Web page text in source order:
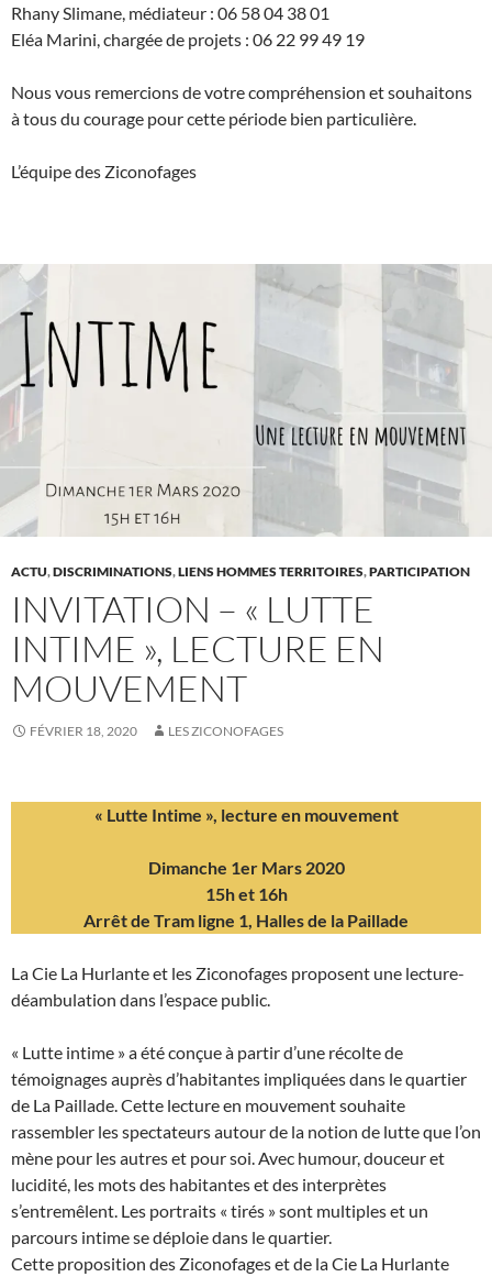
Rhany Slimane, médiateur : 06 58 04 38 01
Eléa Marini, chargée de projets : 06 22 99 49 19
Nous vous remercions de votre compréhension et souhaitons
à tous du courage pour cette période bien particulière.
L’équipe des Ziconofages
ACTU,DISCRIMINATIONS,LIENS HOMMES TERRITOIRES,PARTICIPATION
INVITATION – « LUTTE
INTIME », LECTURE EN
MOUVEMENT
FÉVRIER 18, 2020 LES ZICONOFAGES
« Lutte Intime », lecture en mouvement
Dimanche 1er Mars 2020
15h et 16h
Arrêt de Tram ligne 1, Halles de la Paillade
La Cie La Hurlante et les Ziconofages proposent une lecture-
déambulation dans l’espace public.
« Lutte intime » a été conçue à partir d’une récolte de
témoignages auprès d’habitantes impliquées dans le quartier
de La Paillade. Cette lecture en mouvement souhaite
rassembler les spectateurs autour de la notion de lutte que l’on
mène pour les autres et pour soi. Avec humour, douceur et
lucidité, les mots des habitantes et des interprètes
s’entremêlent. Les portraits « tirés » sont multiples et un
parcours intime se déploie dans le quartier.
Cette proposition des Ziconofages et de la Cie La Hurlante